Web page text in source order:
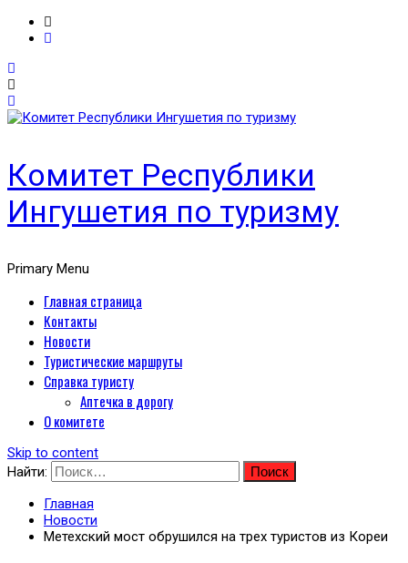
Комитет Республики
Ингушетия по туризму
Primary Menu
Главная страница
Контакты
Новости
Туристические маршруты
Справка туристу
Аптечка в дорогу
О комитете
Skip to content
Найти:
Главная
Новости
Метехский мост обрушился на трех туристов из Кореи